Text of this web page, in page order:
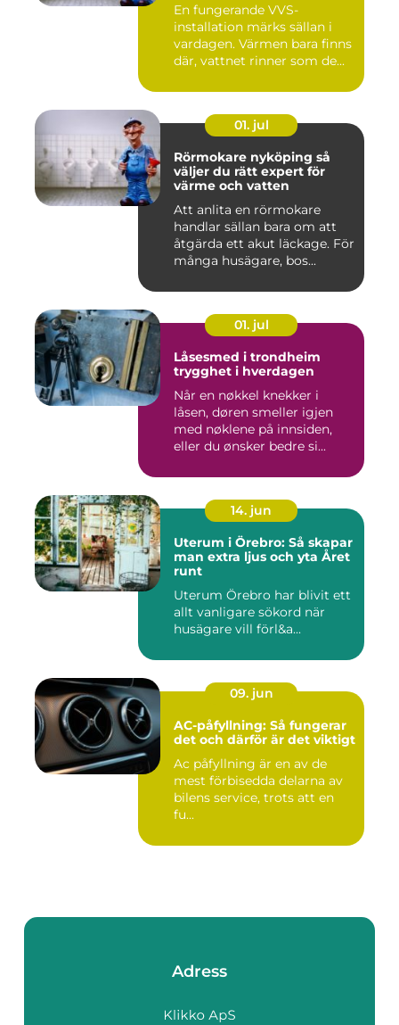
En fungerande VVS-
installation märks sällan i
vardagen. Värmen bara finns
där, vattnet rinner som de...
01. jul
Rörmokare nyköping så
väljer du rätt expert för
värme och vatten
Att anlita en rörmokare
handlar sällan bara om att
åtgärda ett akut läckage. För
många husägare, bos...
01. jul
Låsesmed i trondheim
trygghet i hverdagen
Når en nøkkel knekker i
låsen, døren smeller igjen
med nøklene på innsiden,
eller du ønsker bedre si...
14. jun
Uterum i Örebro: Så skapar
man extra ljus och yta Året
runt
Uterum Örebro har blivit ett
allt vanligare sökord när
husägare vill förl&a...
09. jun
AC-påfyllning: Så fungerar
det och därför är det viktigt
Ac påfyllning är en av de
mest förbisedda delarna av
bilens service, trots att en
fu...
Adress